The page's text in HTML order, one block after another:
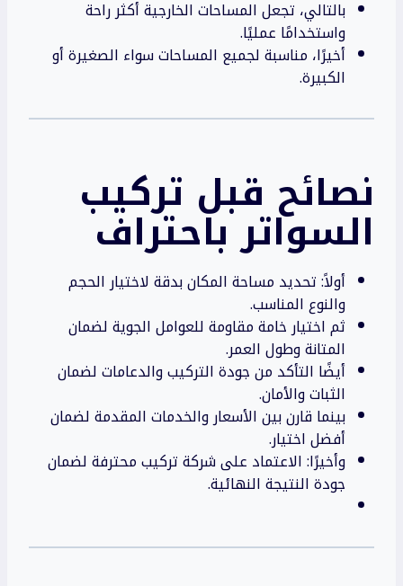
بالتالي، تجعل المساحات الخارجية أكثر راحة
واستخدامًا عمليًا.
أخيرًا، مناسبة لجميع المساحات سواء الصغيرة أو
الكبيرة.
نصائح قبل تركيب
السواتر باحتراف
أولاً: تحديد مساحة المكان بدقة لاختيار الحجم
والنوع المناسب.
ثم اختيار خامة مقاومة للعوامل الجوية لضمان
المتانة وطول العمر.
أيضًا التأكد من جودة التركيب والدعامات لضمان
الثبات والأمان.
بينما قارن بين الأسعار والخدمات المقدمة لضمان
أفضل اختيار.
وأخيرًا: الاعتماد على شركة تركيب محترفة لضمان
جودة النتيجة النهائية.